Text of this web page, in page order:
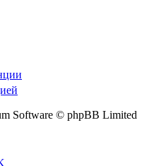
Software © phpBB Limited